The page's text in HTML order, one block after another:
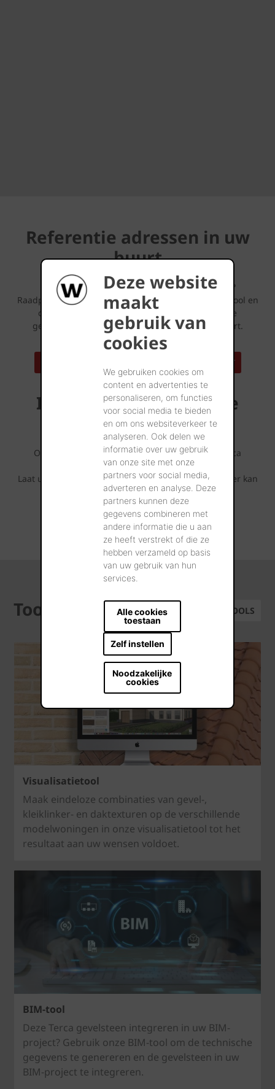
Deze website
maakt
gebruik van
cookies
We gebruiken cookies om
content en advertenties te
personaliseren, om functies
voor social media te bieden
en om ons websiteverkeer te
analyseren. Ook delen we
informatie over uw gebruik
van onze site met onze
partners voor social media,
adverteren en analyse. Deze
partners kunnen deze
gegevens combineren met
andere informatie die u aan
ze heeft verstrekt of die ze
hebben verzameld op basis
van uw gebruik van hun
services.
Alle cookies
toestaan
Zelf instellen
Noodzakelijke
cookies
Referentie adressen in uw
buurt
Lijkt deze gevelsteen iets voor uw bouwproject?
Raadpleeg dan zeker ook eens onze Huizenspotten tool en
ontdek tal van referentiewoningen die met deze
gevelstenen werden opgetrokken bij u in de buurt.
ZOEK EEN REFERENTIEADRES IN UW BUURT
Inspirerende referentie
projecten
Ontdek wat er allemaal mogelijk is met deze Terca
gevelsteen.
Laat u inspireren door de fotoreeksen die u hieronder kan
terugvinden.
ALLE REALISATIES
Tools ALLE TOOLS
Visualisatietool
Maak eindeloze combinaties van gevel-,
kleiklinker- en daktexturen op de verschillende
modelwoningen in onze visualisatietool tot het
resultaat aan uw wensen voldoet.
BIM-tool
Deze Terca gevelsteen integreren in uw BIM-
project? Gebruik onze BIM-tool om de technische
gegevens te genereren en de gevelsteen in uw
BIM-project te integreren.